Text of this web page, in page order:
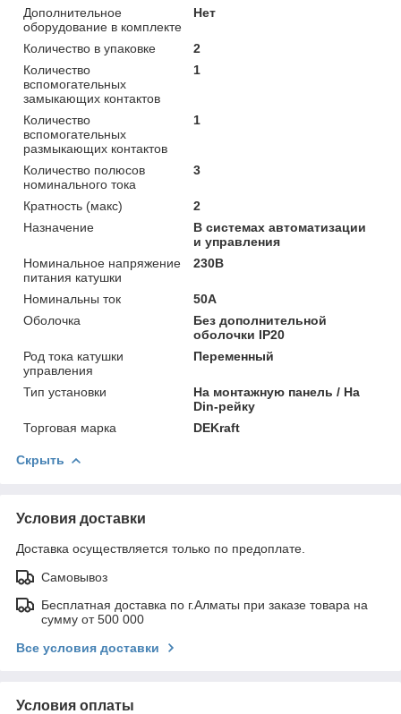
Дополнительное
оборудование в комплекте
Нет
Количество в упаковке
2
Количество
вспомогательных
замыкающих контактов
1
Количество
вспомогательных
размыкающих контактов
1
Количество полюсов
номинального тока
3
Кратность (макс)
2
Назначение
В системах автоматизации
и управления
Номинальное напряжение
питания катушки
230В
Номинальны ток
50А
Оболочка
Без дополнительной
оболочки IP20
Род тока катушки
управления
Переменный
Тип установки
На монтажную панель / На
Din-рейку
Торговая марка
DEKraft
Скрыть
Условия доставки
Доставка осуществляется только по предоплате.
Самовывоз
Бесплатная доставка по г.Алматы при заказе товара на
сумму от 500 000
Все условия доставки
Условия оплаты